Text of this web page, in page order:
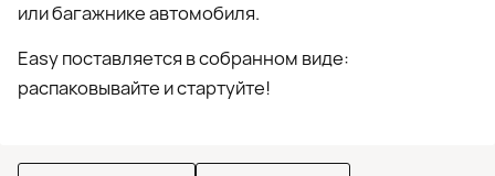
или багажнике автомобиля.
Easy поставляется в собранном виде:
распаковывайте и стартуйте!